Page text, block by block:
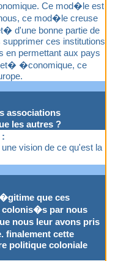
Ce mod�le est
ce mod�le creuse
d'une bonne partie de
supprimer ces institutions
en permettant aux pays
�conomique, ce
associations
les autres ?
vision de ce qu'est la
que ces
colonis�s par nous
nous leur avons pris
finalement cette
politique coloniale